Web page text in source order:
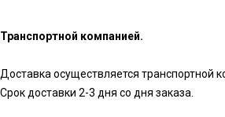
Транспортной компанией.
Доставка осуществляется транспортной
Срок доставки 2-3 дня со дня заказа.